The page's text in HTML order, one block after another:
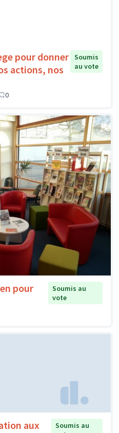
pour donner
actions, nos
Soumis
au vote
0
pour
Soumis au
vote
aux
Soumis au